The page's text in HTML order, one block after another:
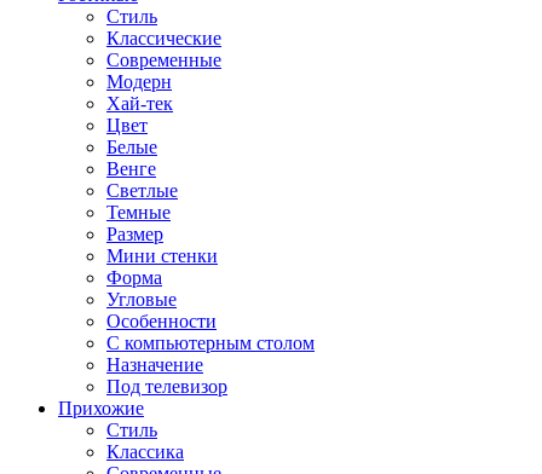
Стиль
Классические
Современные
Модерн
Хай-тек
Цвет
Белые
Венге
Светлые
Темные
Размер
Мини стенки
Форма
Угловые
Особенности
С компьютерным столом
Назначение
Под телевизор
Прихожие
Стиль
Классика